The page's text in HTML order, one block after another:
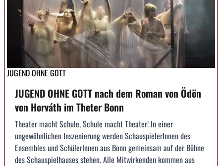
JUGEND OHNE GOTT
JUGEND OHNE GOTT nach dem Roman von Ödön
von Horváth im Theter Bonn
Theater macht Schule, Schule macht Theater! In einer
ungewöhnlichen Inszenierung werden SchauspielerInnen des
Ensembles und SchülerInnen aus Bonn gemeinsam auf der Bühne
des Schauspielhauses stehen. Alle Mitwirkenden kommen aus